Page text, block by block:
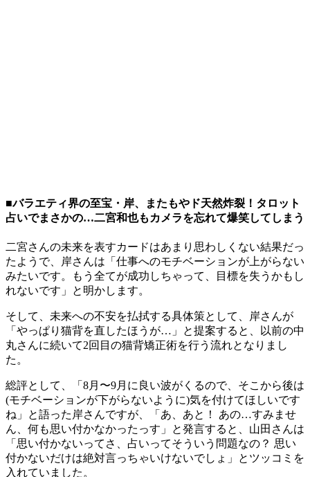
■バラエティ界の至宝・岸、またもやド天然炸裂！タロット
占いでまさかの…二宮和也もカメラを忘れて爆笑してしまう
二宮さんの未来を表すカードはあまり思わしくない結果だっ
たようで、岸さんは「仕事へのモチベーションが上がらない
みたいです。もう全てが成功しちゃって、目標を失うかもし
れないです」と明かします。
そして、未来への不安を払拭する具体策として、岸さんが
「やっぱり猫背を直したほうが…」と提案すると、以前の中
丸さんに続いて2回目の猫背矯正術を行う流れとなりまし
た。
総評として、「8月〜9月に良い波がくるので、そこから後は
(モチベーションが下がらないように)気を付けてほしいです
ね」と語った岸さんですが、「あ、あと！ あの…すみませ
ん、何も思い付かなかったっす」と発言すると、山田さんは
「思い付かないってさ、占いってそういう問題なの？ 思い
付かないだけは絶対言っちゃいけないでしょ」とツッコミを
入れていました。